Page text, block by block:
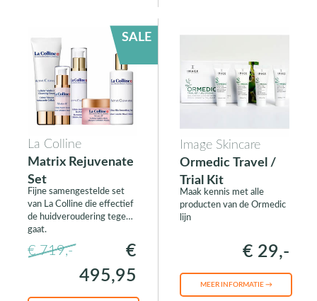
SALE
La Colline
Matrix Rejuvenate
Set
Fijne samengestelde set
van La Colline die effectief
de huidveroudering tegen
gaat.
€ 719,-
€
495,95
Image Skincare
Ormedic Travel /
Trial Kit
Maak kennis met alle
producten van de Ormedic
lijn
€ 29,-
MEER INFORMATIE →